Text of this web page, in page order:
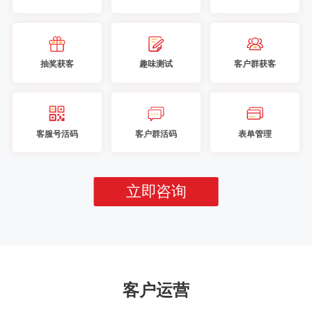
抽奖获客 趣味测试 客户群获客
客服号活码 客户群活码 表单管理
立即咨询
客户运营